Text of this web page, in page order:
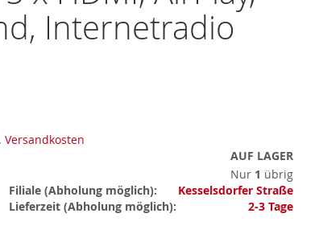
Internetradio
Versandkosten
AUF LAGER
Nur 1 übrig
Mehr
Informationen
Filiale
Kesselsdorfer Straße
Lieferzeit
2-3 Tage